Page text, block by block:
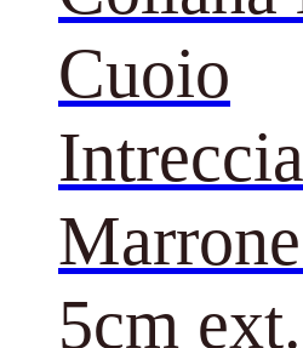
Cuoio
5cm ext.